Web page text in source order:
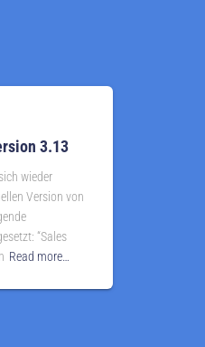
3.13
wieder
Version von
“Sales
Read more…